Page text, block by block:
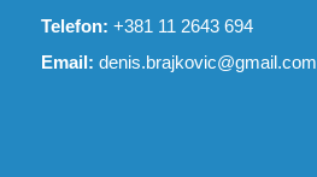
Telefon: +381 11 2643 694
Email: denis.brajkovic@gmail.com